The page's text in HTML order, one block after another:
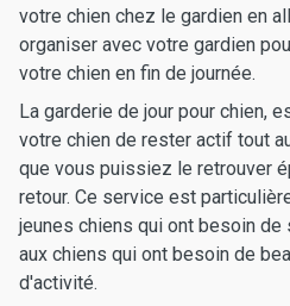
votre chien chez le gardien en
organiser avec votre gardien
votre chien en fin de journée.
La garderie de jour pour chien,
votre chien de rester actif tout
que vous puissiez le retrouver
retour. Ce service est
jeunes chiens qui ont besoin
aux chiens qui ont besoin de
d'activité.